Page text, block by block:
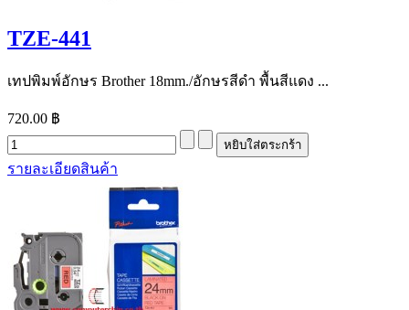
TZE-441
เทปพิมพ์อักษร Brother 18mm./อักษรสีดำ พื้นสีแดง ...
720.00 ฿
รายละเอียดสินค้า